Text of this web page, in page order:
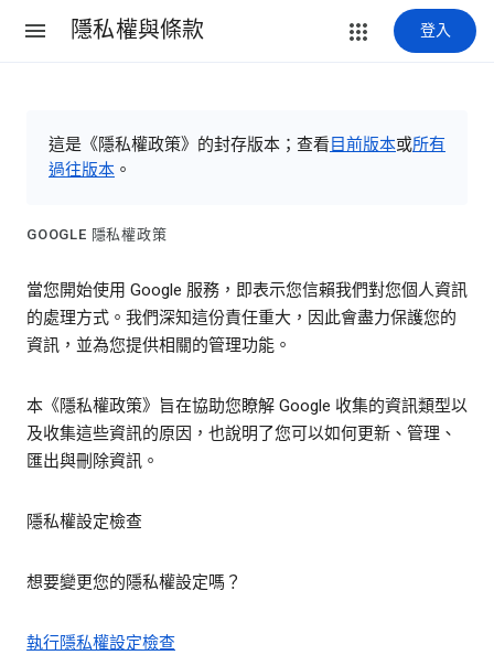
隱私權與條款 登入
這是《隱私權政策》的封存版本；查看 目前版本或所有
過往版本 。
GOOGLE 隱私權政策
當您開始使用 Google 服務，即表示您信賴我們對您個人資訊
的處理方式。我們深知這份責任重大，因此會盡力保護您的
資訊，並為您提供相關的管理功能。
本《隱私權政策》旨在協助您瞭解 Google 收集的資訊類型以
及收集這些資訊的原因，也說明了您可以如何更新、管理、
匯出與刪除資訊。
隱私權設定檢查
想要變更您的隱私權設定嗎？
執行隱私權設定檢查